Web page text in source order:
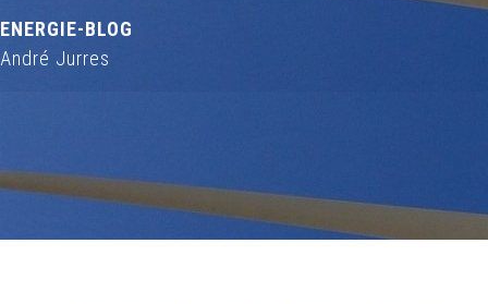
ENERGIE-BLOG
André Jurres